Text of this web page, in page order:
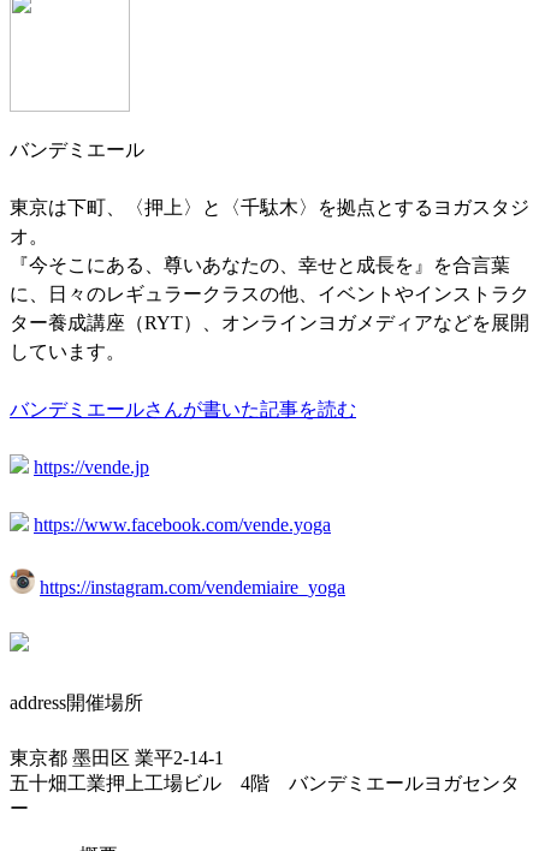
バンデミエール
東京は下町、〈押上〉と〈千駄木〉を拠点とするヨガスタジ
オ。
『今そこにある、尊いあなたの、幸せと成長を』を合言葉
に、日々のレギュラークラスの他、イベントやインストラク
ター養成講座（RYT）、オンラインヨガメディアなどを展開
しています。
バンデミエールさんが書いた記事を読む
https://vende.jp
https://www.facebook.com/vende.yoga
https://instagram.com/vendemiaire_yoga
address開催場所
東京都 墨田区 業平2-14-1
五十畑工業押上工場ビル 4階 バンデミエールヨガセンタ
ー